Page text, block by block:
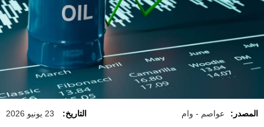
المصدر: عواصم - وام التاريخ: 23 يونيو 2026